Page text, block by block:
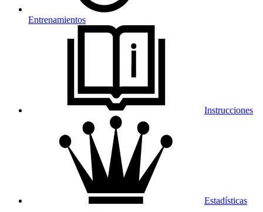
Entrenamientos
Instrucciones
Estadísticas